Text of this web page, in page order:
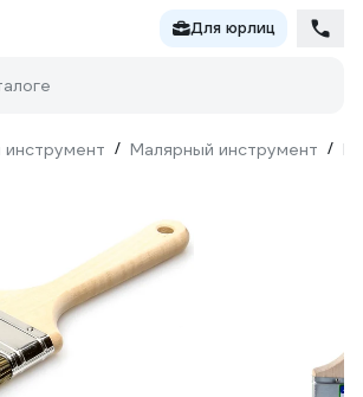
Для юрлиц
инструмент / Малярный инструмент /